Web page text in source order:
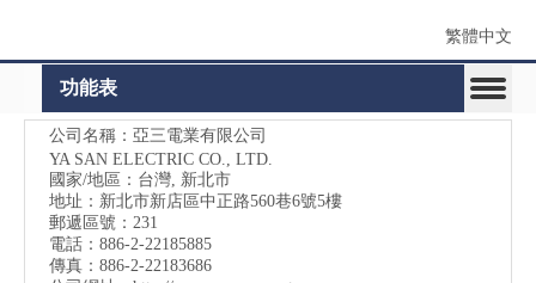
繁體中文
功能表
公司名稱：亞三電業有限公司
YA SAN ELECTRIC CO., LTD.
國家/地區：台灣, 新北市
地址： 新北市新店區中正路560巷6號5樓
郵遞區號：231
電話：886-2-22185885
傳真：886-2-22183686